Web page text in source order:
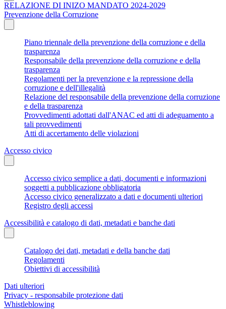
RELAZIONE DI INIZO MANDATO 2024-2029
Prevenzione della Corruzione
Piano triennale della prevenzione della corruzione e della
trasparenza
Responsabile della prevenzione della corruzione e della
trasparenza
Regolamenti per la prevenzione e la repressione della
corruzione e dell'illegalità
Relazione del responsabile della prevenzione della corruzione
e della trasparenza
Provvedimenti adottati dall'ANAC ed atti di adeguamento a
tali provvedimenti
Atti di accertamento delle violazioni
Accesso civico
Accesso civico semplice a dati, documenti e informazioni
soggetti a pubblicazione obbligatoria
Accesso civico generalizzato a dati e documenti ulteriori
Registro degli accessi
Accessibilità e catalogo di dati, metadati e banche dati
Catalogo dei dati, metadati e della banche dati
Regolamenti
Obiettivi di accessibilità
Dati ulteriori
Privacy - responsabile protezione dati
Whistleblowing